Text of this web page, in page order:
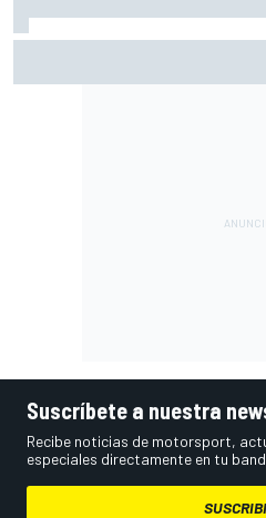
Suscríbete a nuestra
Recibe noticias de motorsport,
especiales directamente en tu